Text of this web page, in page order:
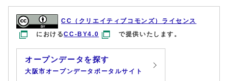
CC（クリエイティブコモンズ）ライセンス
におけるCC-BY4.0 で提供いたします。
オープンデータを探す
大阪市オープンデータポータルサイト